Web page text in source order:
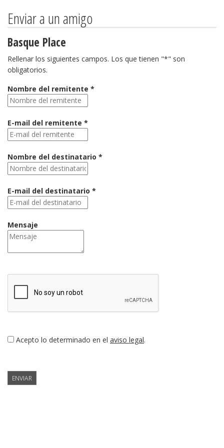
Enviar a un amigo
Basque Place
Rellenar los siguientes campos. Los que tienen "*" son
obligatorios.
Nombre del remitente *
E-mail del remitente *
Nombre del destinatario *
E-mail del destinatario *
Mensaje
Acepto lo determinado en el aviso legal.
ENVIAR